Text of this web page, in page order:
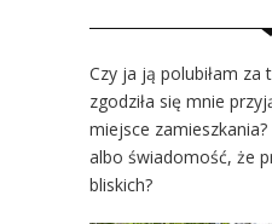
Czy ja ją polubiłam za
zgodziła się mnie
miejsce
albo świadomość, że
bliskich?